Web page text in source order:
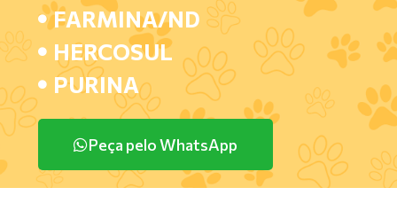
FARMINA/ND
HERCOSUL
PURINA
Peça pelo WhatsApp